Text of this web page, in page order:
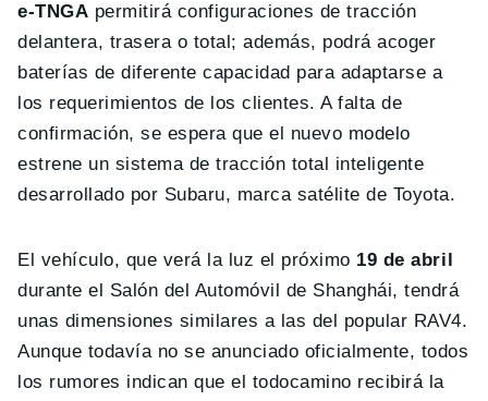
e-TNGA permitirá configuraciones de tracción
delantera, trasera o total; además, podrá acoger
baterías de diferente capacidad para adaptarse a
los requerimientos de los clientes. A falta de
confirmación, se espera que el nuevo modelo
estrene un sistema de tracción total inteligente
desarrollado por Subaru, marca satélite de Toyota.
El vehículo, que verá la luz el próximo 19 de abril
durante el Salón del Automóvil de Shanghái, tendrá
unas dimensiones similares a las del popular RAV4.
Aunque todavía no se anunciado oficialmente, todos
los rumores indican que el todocamino recibirá la